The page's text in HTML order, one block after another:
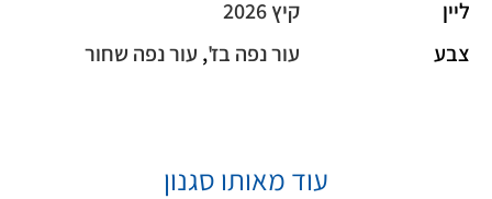
ליין
קיץ 2026
צבע
עור נפה בז', עור נפה שחור
עוד מאותו סגנון